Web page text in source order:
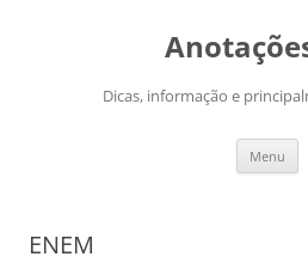
Dicas, informação e
Menu
ENEM